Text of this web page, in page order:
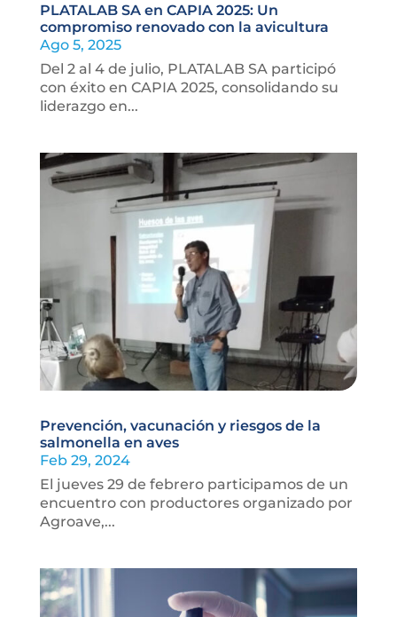
PLATALAB SA en CAPIA 2025: Un
compromiso renovado con la avicultura
Ago 5, 2025
Del 2 al 4 de julio, PLATALAB SA participó
con éxito en CAPIA 2025, consolidando su
liderazgo en...
Prevención, vacunación y riesgos de la
salmonella en aves
Feb 29, 2024
El jueves 29 de febrero participamos de un
encuentro con productores organizado por
Agroave,...